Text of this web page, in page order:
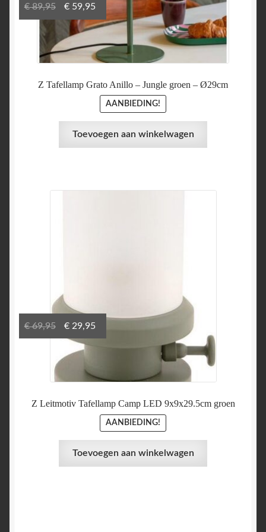
Z Tafellamp Grato Anillo – Jungle groen – Ø29cm
AANBIEDING!
€89,95
Oorspronkelijke
prijs
was:
€ 89,95.
€59,95Huidige
prijs
€ 59,95.
Toevoegen aan winkelwagen
Z Leitmotiv Tafellamp Camp LED 9x9x29.5cm groen
AANBIEDING!
€69,95
Oorspronkelijke
prijs
was:
€ 69,95.
€29,95Huidige
prijs
Toevoegen aan winkelwagen